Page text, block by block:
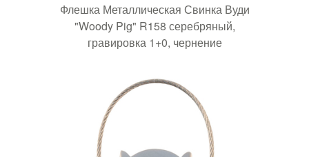
Флешка Металлическая Свинка Вуди
"Woody Pig" R158 серебряный,
гравировка 1+0, чернение